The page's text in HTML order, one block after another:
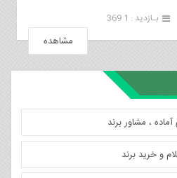
بـازدید : 1 369
مشاهده
، مشاور برند
و خرید برند